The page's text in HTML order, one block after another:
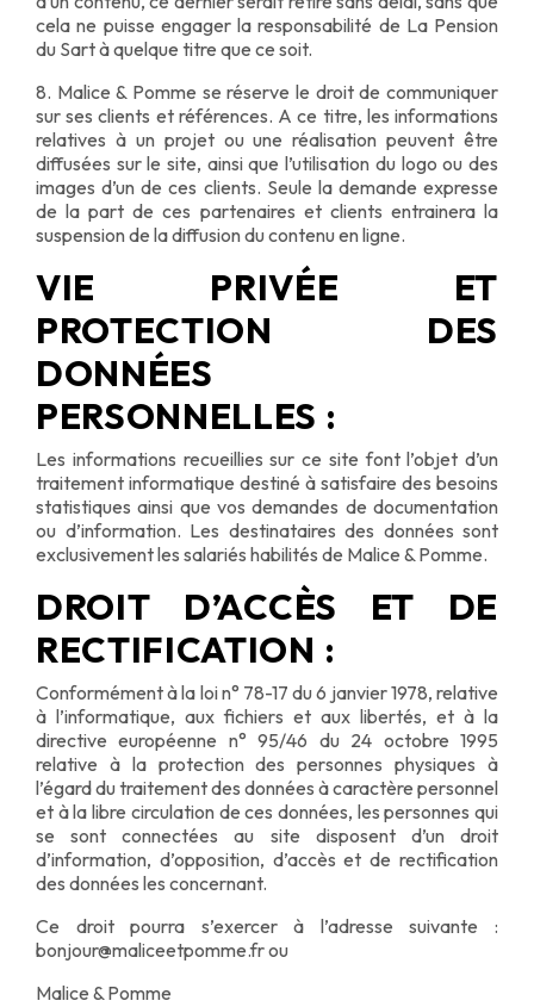
cela ne puisse engager la responsabilité de La Pension
du Sart à quelque titre que ce soit.
8. Malice & Pomme se réserve le droit de communiquer
sur ses clients et références. A ce titre, les informations
relatives à un projet ou une réalisation peuvent être
diffusées sur le site, ainsi que l’utilisation du logo ou des
images d’un de ces clients. Seule la demande expresse
de la part de ces partenaires et clients entrainera la
suspension de la diffusion du contenu en ligne.
VIE PRIVÉE ET
PROTECTION DES
DONNÉES
PERSONNELLES :
Les informations recueillies sur ce site font l’objet d’un
traitement informatique destiné à satisfaire des besoins
statistiques ainsi que vos demandes de documentation
ou d’information. Les destinataires des données sont
exclusivement les salariés habilités de Malice & Pomme.
DROIT D’ACCÈS ET DE
RECTIFICATION :
Conformément à la loi n° 78-17 du 6 janvier 1978, relative
à l’informatique, aux fichiers et aux libertés, et à la
directive européenne n° 95/46 du 24 octobre 1995
relative à la protection des personnes physiques à
l’égard du traitement des données à caractère personnel
et à la libre circulation de ces données, les personnes qui
se sont connectées au site disposent d’un droit
d’information, d’opposition, d’accès et de rectification
des données les concernant.
Ce droit pourra s’exercer à l’adresse suivante :
bonjour@maliceetpomme.fr ou
Malice & Pomme